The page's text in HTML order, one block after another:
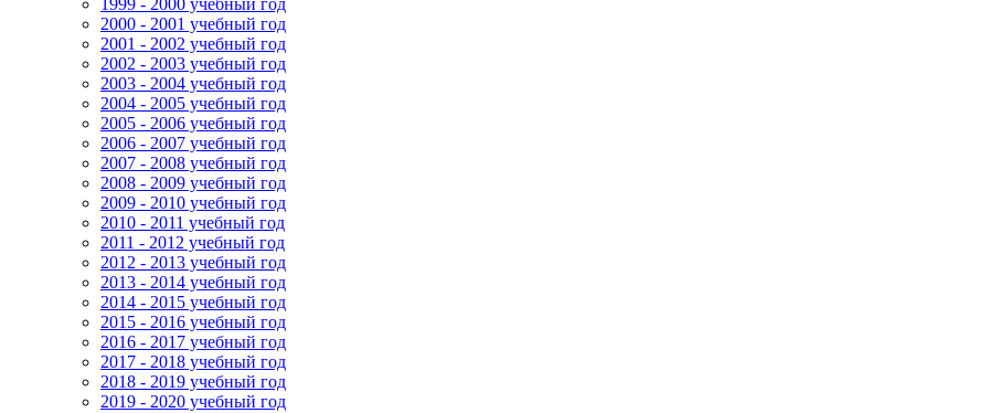
1999 - 2000 учебный год
2000 - 2001 учебный год
2001 - 2002 учебный год
2002 - 2003 учебный год
2003 - 2004 учебный год
2004 - 2005 учебный год
2005 - 2006 учебный год
2006 - 2007 учебный год
2007 - 2008 учебный год
2008 - 2009 учебный год
2009 - 2010 учебный год
2010 - 2011 учебный год
2011 - 2012 учебный год
2012 - 2013 учебный год
2013 - 2014 учебный год
2014 - 2015 учебный год
2015 - 2016 учебный год
2016 - 2017 учебный год
2017 - 2018 учебный год
2018 - 2019 учебный год
2019 - 2020 учебный год